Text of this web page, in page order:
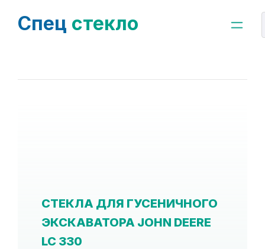
Спец стекло
СТЕКЛА ДЛЯ ГУСЕНИЧНОГО
ЭКСКАВАТОРА JOHN DEERE
LC 330